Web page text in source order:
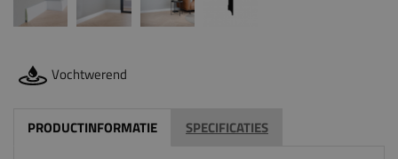
Vochtwerend
PRODUCTINFORMATIE SPECIFICATIES